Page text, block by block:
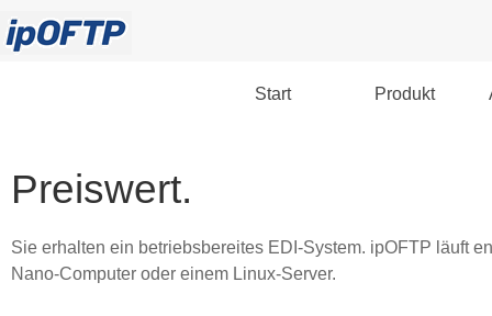
Start Produkt
Preiswert.
Sie erhalten ein betriebsbereites EDI-System. ipOFTP läuft
Nano-Computer oder einem Linux-Server.